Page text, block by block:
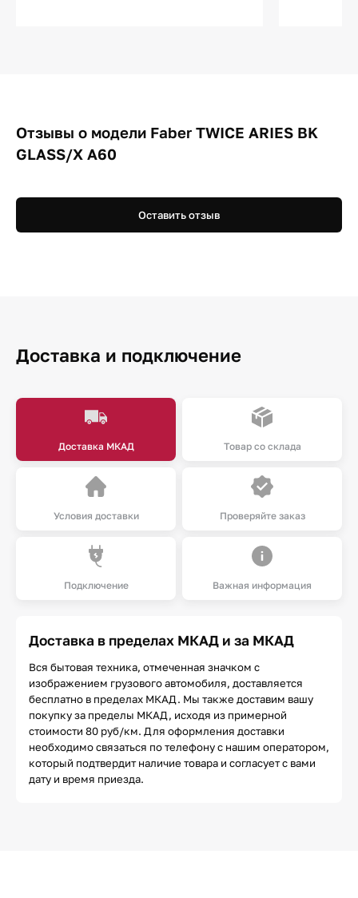
Отзывы о модели Faber TWICE ARIES BK
GLASS/X A60
Оставить отзыв
Доставка и подключение
Доставка МКАД Товар со склада
Условия доставки Проверяйте заказ
Подключение Важная информация
Доставка в пределах МКАД и за МКАД
Вся бытовая техника, отмеченная значком с
изображением грузового автомобиля, доставляется
бесплатно в пределах МКАД. Мы также доставим вашу
покупку за пределы МКАД, исходя из примерной
стоимости 80 руб/км. Для оформления доставки
необходимо связаться по телефону с нашим оператором,
который подтвердит наличие товара и согласует с вами
дату и время приезда.